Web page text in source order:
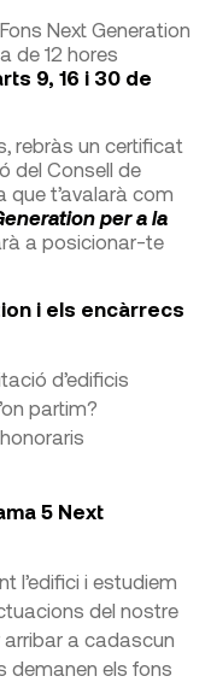
Next Generation
de 12 hores
9, 16 i 30 de
rebràs un certificat
del Consell de
que t’avalarà com
per a la
a posicionar-te
i els encàrrecs
d’edificis
partim?
5 Next
l’edifici i estudiem
del nostre
a cadascun
demanen els fons